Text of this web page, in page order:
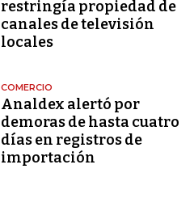
restringía propiedad de
canales de televisión
locales
COMERCIO
Analdex alertó por
demoras de hasta cuatro
días en registros de
importación